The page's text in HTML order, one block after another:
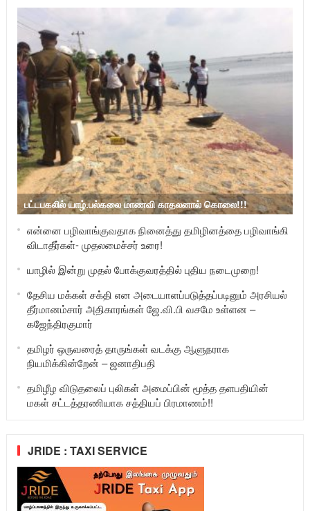
பட்டபகலில் யாழ்.பல்கலை மாணவி காதலனால் கொலை!!!
என்னை பழிவாங்குவதாக நினைத்து தமிழினத்தை பழிவாங்கி
விடாதீர்கள்- முதலமைச்சர் உரை!
யாழில் இன்று முதல் போக்குவரத்தில் புதிய நடைமுறை!
தேசிய மக்கள் சக்தி என அடையாளப்படுத்தப்படினும் அரசியல்
தீர்மானம்சார் அதிகாரங்கள் ஜே.வி.பி வசமே உள்ளன –
கஜேந்திரகுமார்
தமிழர் ஒருவரைத் தாருங்கள் வடக்கு ஆளுநராக
நியமிக்கின்றேன் – ஜனாதிபதி
தமிழீழ விடுதலைப் புலிகள் அமைப்பின் மூத்த தளபதியின்
மகள் சட்டத்தரணியாக சத்தியப் பிரமாணம்!!
JRIDE : TAXI SERVICE